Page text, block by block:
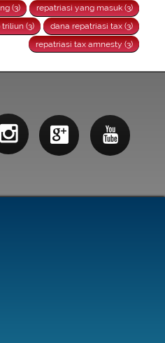
(3)
repatriasi yang masuk (3)
(3)
dana repatriasi tax (3)
repatriasi tax amnesty (3)